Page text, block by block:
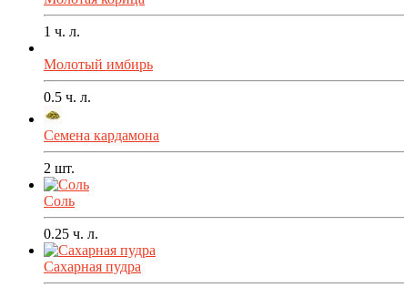
1 ч. л.
Молотый имбирь
0.5 ч. л.
Семена кардамона
2 шт.
Соль
0.25 ч. л.
Сахарная пудра